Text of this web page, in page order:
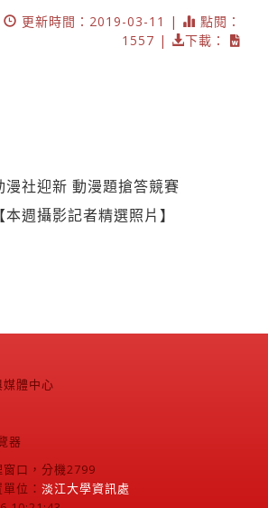
更新時間：2019-03-11 |
點閱：
1557 |
下載：
漫社迎新 動漫題搶答競賽
週攝影記者精選照片】
體中心
器
口，分機2799
位： 淡江大學資訊處